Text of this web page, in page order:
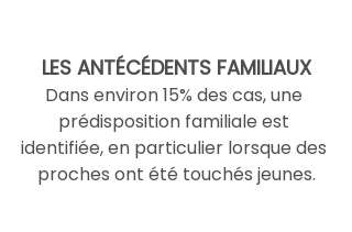
LES ANTÉCÉDENTS FAMILIAUX
Dans environ 15% des cas, une
prédisposition familiale est
identifiée, en particulier lorsque des
proches ont été touchés jeunes.